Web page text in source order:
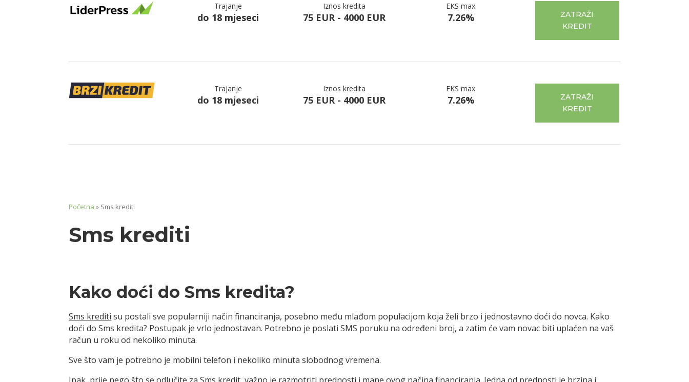
Trajanje
do 18 mjeseci
Iznos kredita
75 EUR - 4000 EUR
EKS max
7.26%
ZATRAŽI
KREDIT
Trajanje
do 18 mjeseci
Iznos kredita
75 EUR - 4000 EUR
EKS max
7.26%
ZATRAŽI
KREDIT
Početna » Sms krediti
Sms krediti
Kako doći do Sms kredita?
Sms krediti su postali sve popularniji način financiranja, posebno među mlađom populacijom koja želi brzo i jednostavno doći do novca. Kako
doći do Sms kredita? Postupak je vrlo jednostavan. Potrebno je poslati SMS poruku na određeni broj, a zatim će vam novac biti uplaćen na vaš
račun u roku od nekoliko minuta.
Sve što vam je potrebno je mobilni telefon i nekoliko minuta slobodnog vremena.